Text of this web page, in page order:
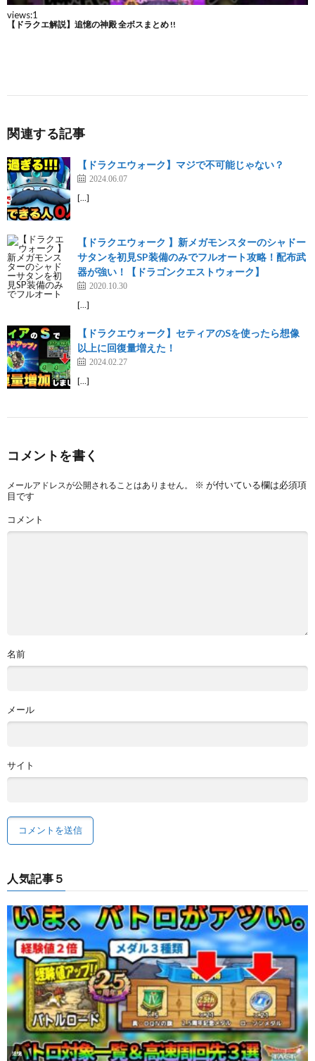
関連する記事
【ドラクエウォーク】マジで不可能じゃない？
2024.06.07
[…]
【ドラクエウォーク 】新メガモンスターのシャドー
サタンを初見SP装備のみでフルオート攻略！配布武
器が強い！【ドラゴンクエストウォーク】
2020.10.30
[…]
【ドラクエウォーク】セティアのSを使ったら想像
以上に回復量増えた！
2024.02.27
[…]
コメントを書く
メールアドレスが公開されることはありません。 ※ が付いている欄は必須項
目です
コメント
名前
メール
サイト
人気記事５